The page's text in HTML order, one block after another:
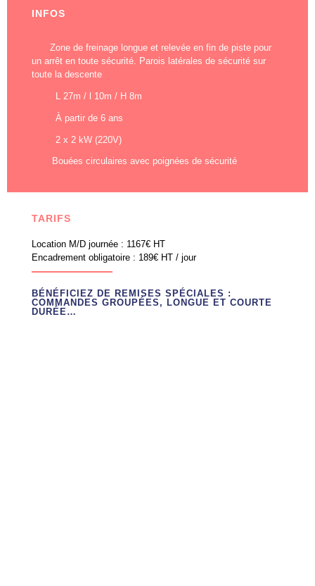
INFOS
Zone de freinage longue et relevée en fin de piste pour
un arrêt en toute sécurité. Parois latérales de sécurité sur
toute la descente
L 27m / l 10m / H 8m
À partir de 6 ans
2 x 2 kW (220V)
Bouées circulaires avec poignées de sécurité
TARIFS
Location M/D journée : 1167€ HT
Encadrement obligatoire : 189€ HT / jour
BÉNÉFICIEZ DE REMISES SPÉCIALES :
COMMANDES GROUPÉES, LONGUE ET COURTE
DURÉE…